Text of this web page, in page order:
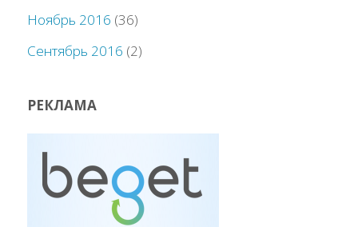
Ноябрь 2016 (36)
Сентябрь 2016 (2)
РЕКЛАМА